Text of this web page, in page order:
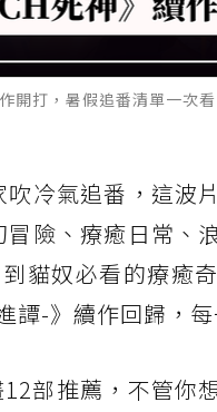
開打，暑假追番清單一次
冷氣追番，這波
險、療癒日常、
貓奴必看的療癒
譚-》續作回歸，
部推薦，不管你